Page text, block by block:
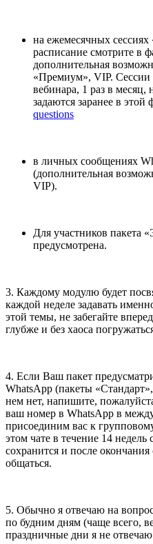
на ежемесячных
расписание смотрите в
дополнительная
«Премиум», VIP. Сессии
вебинара, 1 раз в
задаются заранее в этой
questions
в личных сообщениях
(дополнительная
VIP).
Для участников пакета
предусмотрена.
3. Каждому модулю будет
каждой неделе задавать
этой темы, не забегайте
глубже и без хаоса
4. Если Ваш пакет
WhatsApp (пакеты
нем нет, напишите,
ваш номер в WhatsApp в
присоединим вас к
этом чате в течение 14 недель
сохранится и после
общаться.
5. Обычно я отвечаю на
по будним дням (чаще всего,
праздничные дни я не